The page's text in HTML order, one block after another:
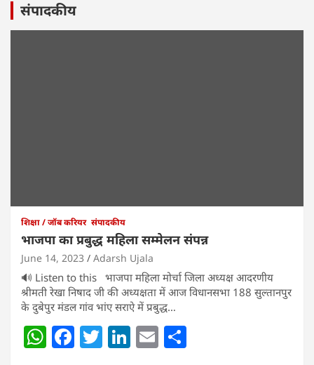
संपादकीय
शिक्षा / जॉब करियर संपादकीय
भाजपा का प्रबुद्ध महिला सम्मेलन संपन्न
June 14, 2023 Adarsh Ujala
🔊 Listen to this भाजपा महिला मोर्चा जिला अध्यक्ष आदरणीय
श्रीमती रेखा निषाद जी की अध्यक्षता में आज विधानसभा 188 सुल्तानपुर
के दुबेपुर मंडल गांव भांए सराऐ में प्रबुद्ध…
W F T Li E